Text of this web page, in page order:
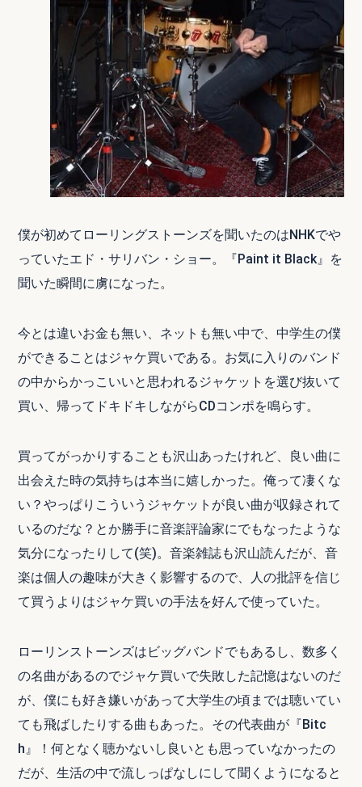
僕が初めてローリングストーンズを聞いたのはNHKでや
っていたエド・サリバン・ショー。『Paint it Black』を
聞いた瞬間に虜になった。
今とは違いお金も無い、ネットも無い中で、中学生の僕
ができることはジャケ買いである。お気に入りのバンド
の中からかっこいいと思われるジャケットを選び抜いて
買い、帰ってドキドキしながらCDコンポを鳴らす。
買ってがっかりすることも沢山あったけれど、良い曲に
出会えた時の気持ちは本当に嬉しかった。俺って凄くな
い？やっぱりこういうジャケットが良い曲が収録されて
いるのだな？とか勝手に音楽評論家にでもなったような
気分になったりして(笑)。音楽雑誌も沢山読んだが、音
楽は個人の趣味が大きく影響するので、人の批評を信じ
て買うよりはジャケ買いの手法を好んで使っていた。
ローリンストーンズはビッグバンドでもあるし、数多く
の名曲があるのでジャケ買いで失敗した記憶はないのだ
が、僕にも好き嫌いがあって大学生の頃までは聴いてい
ても飛ばしたりする曲もあった。その代表曲が『Bitc
h』！何となく聴かないし良いとも思っていなかったの
だが、生活の中で流しっぱなしにして聞くようになると